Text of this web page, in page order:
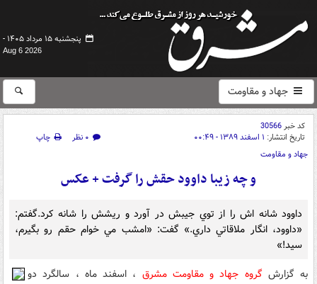
پنجشنبه ۱۵ مرداد ۱۴۰۵ -
Aug 6 2026
جهاد و مقاومت
کد خبر30566
تاریخ انتشار: ۱ اسفند ۱۳۸۹ - ۰۰:۴۹ ۰ نظر
چاپ
جهاد و مقاومت
و چه زيبا داوود حقش را گرفت + عکس
داوود شانه اش را از توي جيبش در آورد و ريشش را شانه کرد.گفتم:
«داوود، انگار ملاقاتي داري.» گفت: «امشب مي خوام حقم رو بگيرم،
سيد!»
به گزارش گروه جهاد و مقاومت مشرق ، اسفند ماه ، سالگرد دو